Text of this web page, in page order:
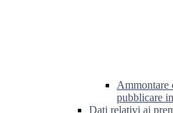
Ammontare
pubblicare
Dati relativi ai